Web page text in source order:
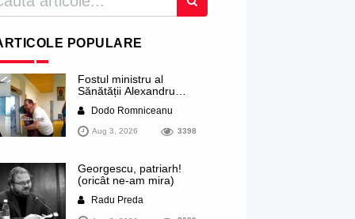
POPULARE
Fostul ministru al
Sănătății Alexandru
funcția lui Dominic Fritz
de primar al orașului
Timișoara. Pesedistul
de Coreea de Nord cu
femei din Timișoara
care îl strâng în brațe
plângând
Dodo Romniceanu
Aug 3, 2026 3398
Georgescu, patriarh!
(oricât ne-am mira)
Radu Preda